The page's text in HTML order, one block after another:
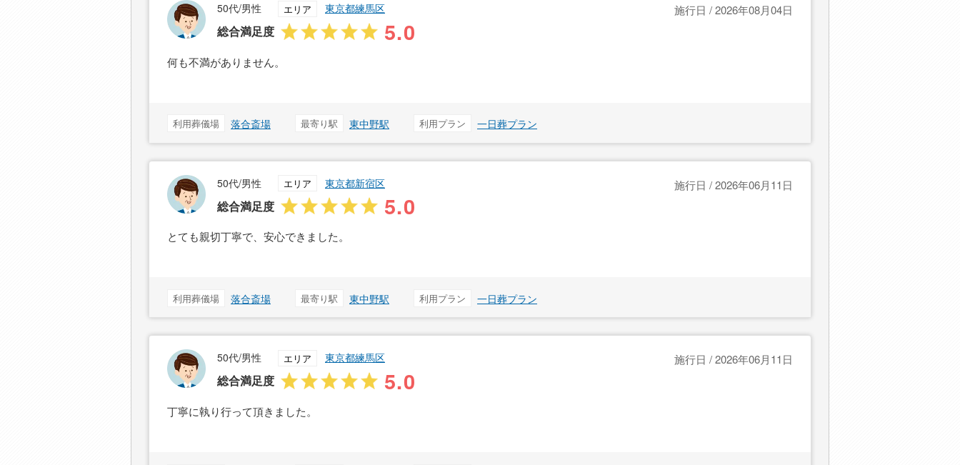
50代/男性 エリア 東京都練馬区
総合満足度 5.0
施行日 / 2026年08月04日
何も不満がありません。
利用葬儀場 落合斎場 最寄り駅 東中野駅 利用プラン 一日葬プラン
50代/男性 エリア 東京都新宿区
総合満足度 5.0
施行日 / 2026年06月11日
とても親切丁寧で、安心できました。
利用葬儀場 落合斎場 最寄り駅 東中野駅 利用プラン 一日葬プラン
50代/男性 エリア 東京都練馬区
総合満足度 5.0
施行日 / 2026年06月11日
丁寧に執り行って頂きました。